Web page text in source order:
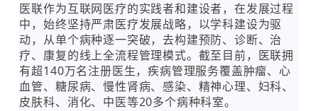
医联作为互联网医疗的实践者和建设者，在发展过程
中，始终坚持严肃医疗发展战略，以学科建设为驱
动，从单个病种逐一突破，去构建预防、诊断、治
疗、康复的线上全流程管理模式。截至目前，医联拥
有超140万名注册医生，疾病管理服务覆盖肿瘤、心
血管、糖尿病、慢性肾病、感染、精神心理、妇科、
皮肤科、消化、中医等20多个病种科室。